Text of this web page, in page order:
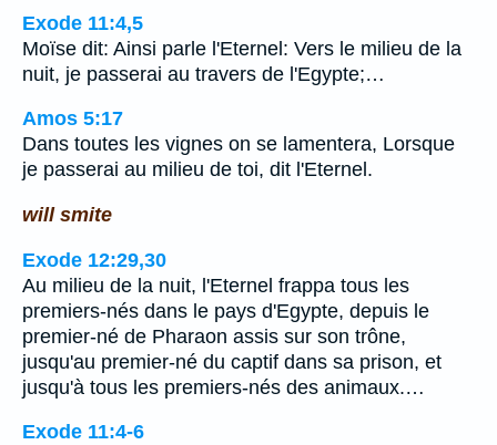
Exode 11:4,5
Moïse dit: Ainsi parle l'Eternel: Vers le milieu de la
nuit, je passerai au travers de l'Egypte;…
Amos 5:17
Dans toutes les vignes on se lamentera, Lorsque
je passerai au milieu de toi, dit l'Eternel.
will smite
Exode 12:29,30
Au milieu de la nuit, l'Eternel frappa tous les
premiers-nés dans le pays d'Egypte, depuis le
premier-né de Pharaon assis sur son trône,
jusqu'au premier-né du captif dans sa prison, et
jusqu'à tous les premiers-nés des animaux.…
Exode 11:4-6